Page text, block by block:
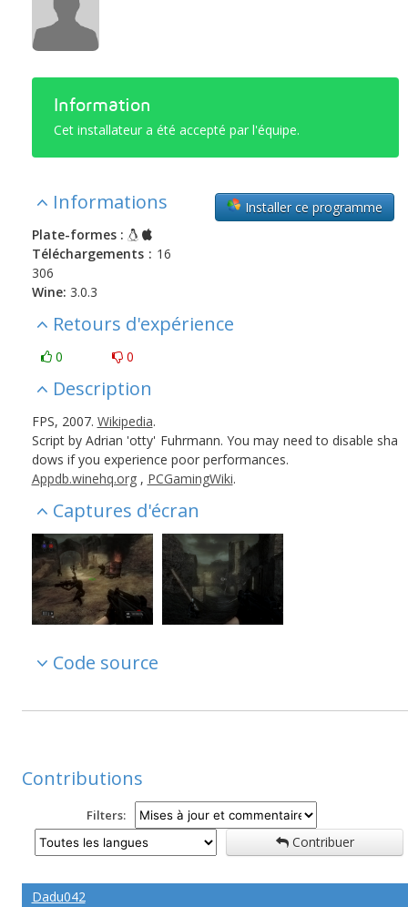
Information
Cet installateur a été accepté par l'équipe.
Installer ce programme
Informations
Plate-formes :
Téléchargements : 16
306
Wine: 3.0.3
Retours d'expérience
0 0
Description
FPS, 2007. Wikipedia.
Script by Adrian 'otty' Fuhrmann. You may need to disable sha
dows if you experience poor performances.
Appdb.winehq.org, PCGamingWiki.
Captures d'écran
Code source
Contributions
Filters:
Contribuer
Dadu042